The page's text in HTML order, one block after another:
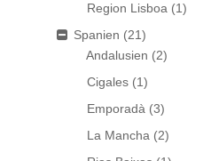
Region Lisboa (1)
Spanien (21)
Andalusien (2)
Cigales (1)
Emporadà (3)
La Mancha (2)